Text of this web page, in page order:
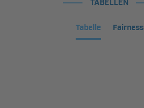
TABELLEN
Tabelle Fairness